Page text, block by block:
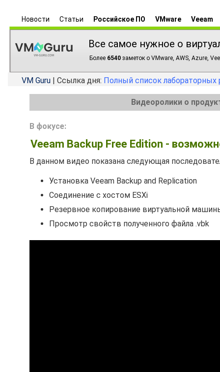
Новости Статьи Российское ПО VMware Veeam
Все самое нужное о
Более 6540 заметок о VMware, AWS, Azure,
VM Guru | Ссылка дня: Полный список лабораторных
Видеоролики о
В фокусе:
Veeam Backup Free Edition -
В данном видео показана следующая
Установка Veeam Backup and Replication
Соединение с хостом ESXi
Резервное копирование виртуальной
Просмотр свойств полученного файла .vbk